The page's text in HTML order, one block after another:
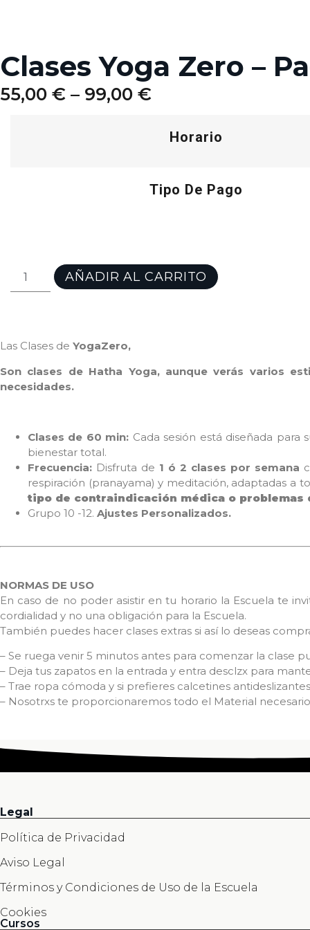
Clases Yoga Zero –
55,00 € – 99,00 €
Horario
Tipo De Pago
Clases
Cantidad
AÑADIR AL CARRITO
Las Clases de YogaZero,
Son clases de Hatha Yoga, aunque verás varios
necesidades.
Clases de 60 min: Cada sesión está diseñada
bienestar total.
Frecuencia: Disfruta de 1 ó 2 clases por semana
respiración (pranayama) y meditación, adaptadas a
tipo de contraindicación médica o problemas
Grupo 10 -12. Ajustes Personalizados.
NORMAS DE USO
En caso de no poder asistir en tu horario la Escuela te
cordialidad y no una obligación para la Escuela.
También puedes hacer clases extras si así lo deseas
– Se ruega venir 5 minutos antes para comenzar la clase
– Deja tus zapatos en la entrada y entra desclzx para
– Trae ropa cómoda y si prefieres calcetines
– Nosotrxs te proporcionaremos todo el Material
Legal
Política de Privacidad
Aviso Legal
Términos y Condiciones de Uso de la Escuela
Cookies
Cursos